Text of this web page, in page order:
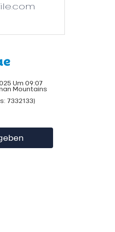
Um 09:07
Mountains
7332133)